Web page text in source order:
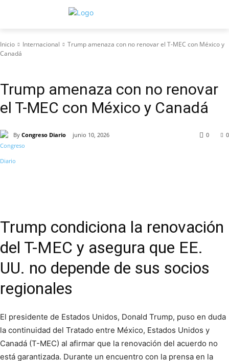
Inicio Internacional
Trump amenaza con no renovar el T-MEC con México y
Canadá
Trump amenaza con no renovar
el T-MEC con México y Canadá
By Congreso Diario junio 10, 2026 0
0
Trump condiciona la renovación
del T-MEC y asegura que EE.
UU. no depende de sus socios
regionales
El presidente de Estados Unidos, Donald Trump, puso en duda
la continuidad del Tratado entre México, Estados Unidos y
Canadá (T-MEC) al afirmar que la renovación del acuerdo no
está garantizada. Durante un encuentro con la prensa en la